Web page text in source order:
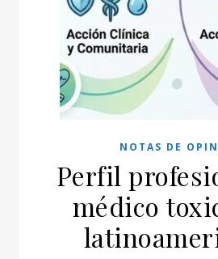
NOTAS DE
Perfil
médico